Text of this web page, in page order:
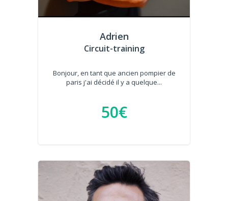
Adrien
Circuit-training
Bonjour, en tant que ancien pompier de
paris j'ai décidé il y a quelque...
50€